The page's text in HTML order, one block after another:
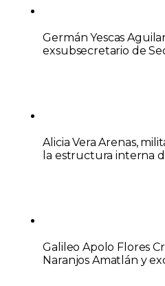
Germán Yescas
exsubsecretario de
Alicia Vera Arenas,
la estructura interna
Galileo Apolo Flores
Naranjos Amatlán y